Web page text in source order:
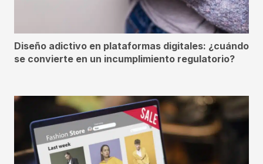
Diseño adictivo en plataformas digitales: ¿cuándo
se convierte en un incumplimiento regulatorio?